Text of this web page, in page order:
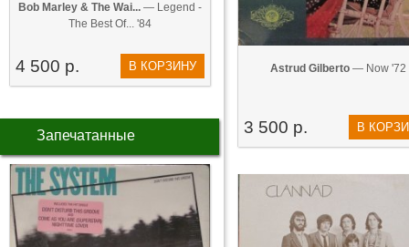
Bob Marley & The Wai... — Legend -
The Best Of... '84
4 500 р. В КОРЗИНУ
Запечатанные
Astrud Gilberto — Now '72
3 500 р. В